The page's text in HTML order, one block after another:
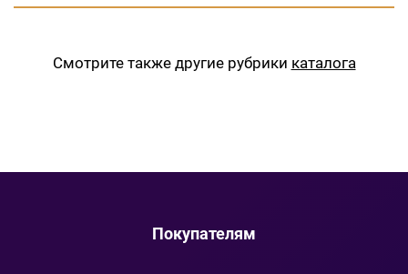
Смотрите также другие рубрики каталога
Покупателям